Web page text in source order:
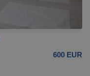
600 EUR